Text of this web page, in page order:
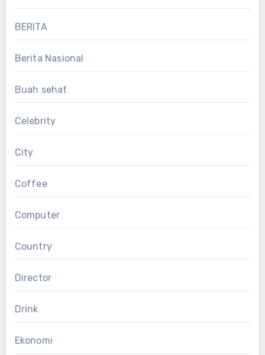
BERITA
Berita Nasional
Buah sehat
Celebrity
City
Coffee
Computer
Country
Director
Drink
Ekonomi